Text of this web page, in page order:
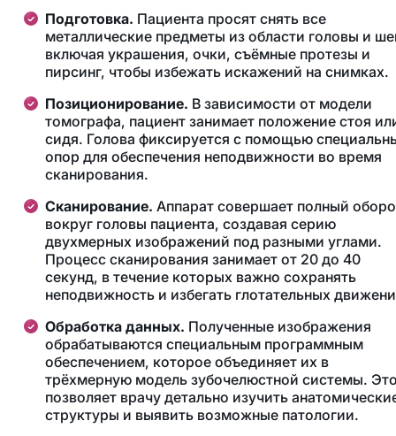
Подготовка. Пациента просят снять все
металлические предметы из области головы и
включая украшения, очки, съёмные протезы и
пирсинг, чтобы избежать искажений на снимках.
Позиционирование. В зависимости от модели
томографа, пациент занимает положение стоя
сидя. Голова фиксируется с помощью
опор для обеспечения неподвижности во время
сканирования.
Сканирование. Аппарат совершает полный
вокруг головы пациента, создавая серию
двухмерных изображений под разными углами.
Процесс сканирования занимает от 20 до 40
секунд, в течение которых важно сохранять
неподвижность и избегать глотательных
Обработка данных. Полученные изображения
обрабатываются специальным программным
обеспечением, которое объединяет их в
трёхмерную модель зубочелюстной системы.
позволяет врачу детально изучить
структуры и выявить возможные патологии.